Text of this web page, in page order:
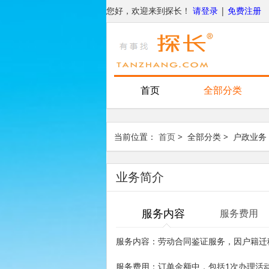
您好，欢迎来到探长！ 请登录| 免费注册
首页 全部分类
当前位置： 首页 > 全部分类 > 户政业务
业务简介
服务内容 服务费用
服务内容：劳动合同鉴证服务，因户籍
服务费用：订单金额中，包括1 次办理活